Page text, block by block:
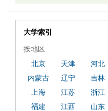
大学索引
按地区
北京
天津 河北
内蒙古
辽宁 吉林
上海
江苏 浙江
福建
江西 山东